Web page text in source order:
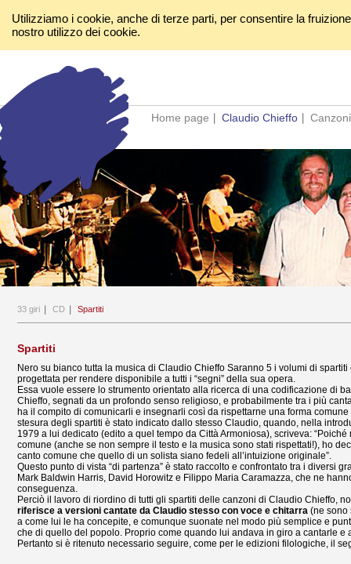
Utilizziamo i cookie, anche di terze parti, per consentire la
nostro utilizzo dei cookie.
Home page Claudio Chieffo Canzoni
33 giri CD Spartiti
Spartiti
Nero su bianco tutta la musica di Claudio Chieffo Saranno 5 i volumi di
progettata per rendere disponibile a tutti i “segni” della sua opera.
Essa vuole essere lo strumento orientato alla ricerca di una codificazione di
Chieffo, segnati da un profondo senso religioso, e probabilmente tra i più
ha il compito di comunicarli e insegnarli così da rispettarne una forma
stesura degli spartiti è stato indicato dallo stesso Claudio, quando, nella
1979 a lui dedicato (edito a quel tempo da Città Armoniosa), scriveva:
comune (anche se non sempre il testo e la musica sono stati rispettati!), ho
canto comune che quello di un solista siano fedeli all’intuizione originale”.
Questo punto di vista “di partenza” è stato raccolto e confrontato tra i diversi
Mark Baldwin Harris, David Horowitz e Filippo Maria Caramazza, che ne
conseguenza.
Perciò il lavoro di riordino di tutti gli spartiti delle canzoni di Claudio Chieffo,
riferisce a versioni cantate da Claudio stesso con voce e chitarra (ne sono
a come lui le ha concepite, e comunque suonate nel modo più semplice e
che di quello del popolo. Proprio come quando lui andava in giro a cantarle e
Pertanto si è ritenuto necessario seguire, come per le edizioni filologiche, il